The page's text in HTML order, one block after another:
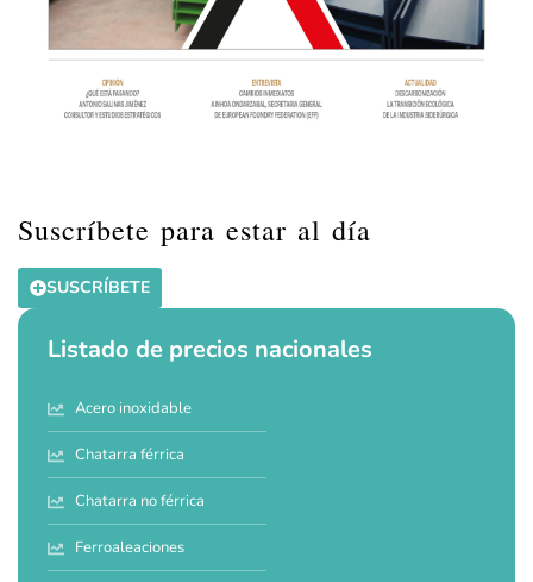
Suscríbete para estar al día
SUSCRÍBETE
Listado de precios nacionales
Acero inoxidable
Chatarra férrica
Chatarra no férrica
Ferroaleaciones